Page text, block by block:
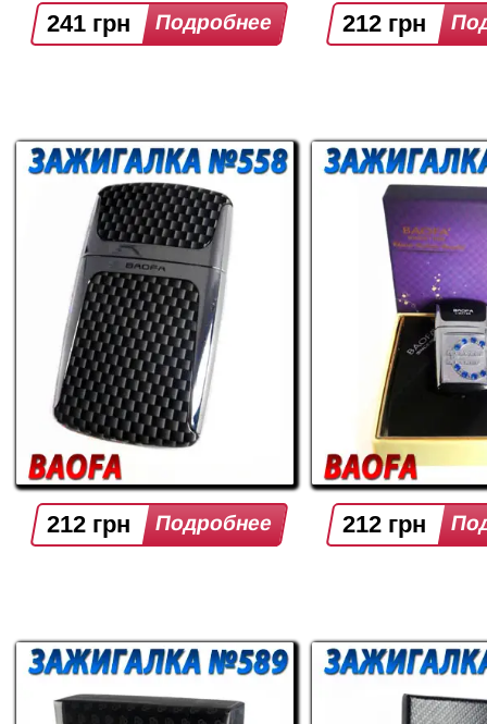
241 грн 212 грн
212 грн 212 грн